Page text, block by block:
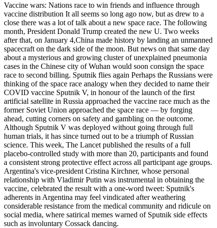
Vaccine wars: Nations race to win friends and influence through
vaccine distribution It all seems so long ago now, but as drew to a
close there was a lot of talk about a new space race. The following
month, President Donald Trump created the new U. Two weeks
after that, on January 4,China made history by landing an unmanned
spacecraft on the dark side of the moon. But news on that same day
about a mysterious and growing cluster of unexplained pneumonia
cases in the Chinese city of Wuhan would soon consign the space
race to second billing. Sputnik flies again Perhaps the Russians were
thinking of the space race analogy when they decided to name their
COVID vaccine Sputnik V, in honour of the launch of the first
artificial satellite in Russia approached the vaccine race much as the
former Soviet Union approached the space race — by forging
ahead, cutting corners on safety and gambling on the outcome.
Although Sputnik V was deployed without going through full
human trials, it has since turned out to be a triumph of Russian
science. This week, The Lancet published the results of a full
placebo-controlled study with more than 20, participants and found
a consistent strong protective effect across all participant age groups.
Argentina's vice-president Cristina Kirchner, whose personal
relationship with Vladimir Putin was instrumental in obtaining the
vaccine, celebrated the result with a one-word tweet: Sputnik's
adherents in Argentina may feel vindicated after weathering
considerable resistance from the medical community and ridicule on
social media, where satirical memes warned of Sputnik side effects
such as involuntary Cossack dancing.